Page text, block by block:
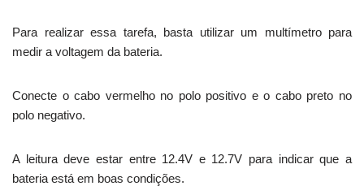
Para realizar essa tarefa, basta utilizar um multímetro para
medir a voltagem da bateria.
Conecte o cabo vermelho no polo positivo e o cabo preto no
polo negativo.
A leitura deve estar entre 12.4V e 12.7V para indicar que a
bateria está em boas condições.